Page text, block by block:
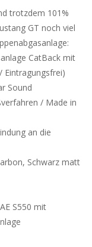
trotzdem 101%
GT noch viel
CatBack mit
Eintragungsfrei)
Sound
/ Made in
an die
Schwarz matt
S550 mit